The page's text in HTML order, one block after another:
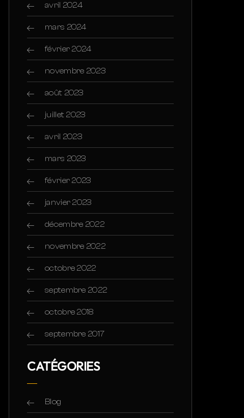
avril 2024
mars 2024
février 2024
novembre 2023
août 2023
juillet 2023
avril 2023
mars 2023
février 2023
janvier 2023
décembre 2022
novembre 2022
octobre 2022
septembre 2022
octobre 2018
septembre 2017
CATÉGORIES
Blog